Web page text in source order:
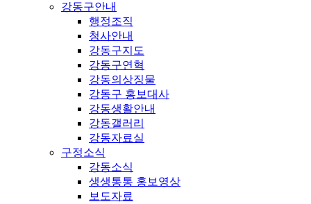
강동구안내
행정조직
청사안내
강동구지도
강동구연혁
강동의상징물
강동구 홍보대사
강동생활안내
강동갤러리
강동자료실
구정소식
강동소식
생생통통 홍보영상
보도자료